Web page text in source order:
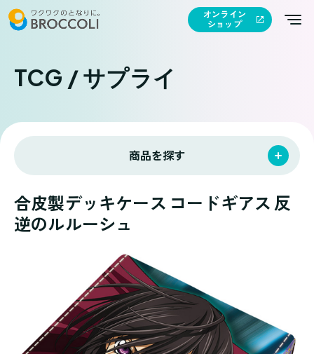
オンライン
ショップ
TCG / サプライ
商品を探す
合皮製デッキケース コードギアス 反
逆のルルーシュ